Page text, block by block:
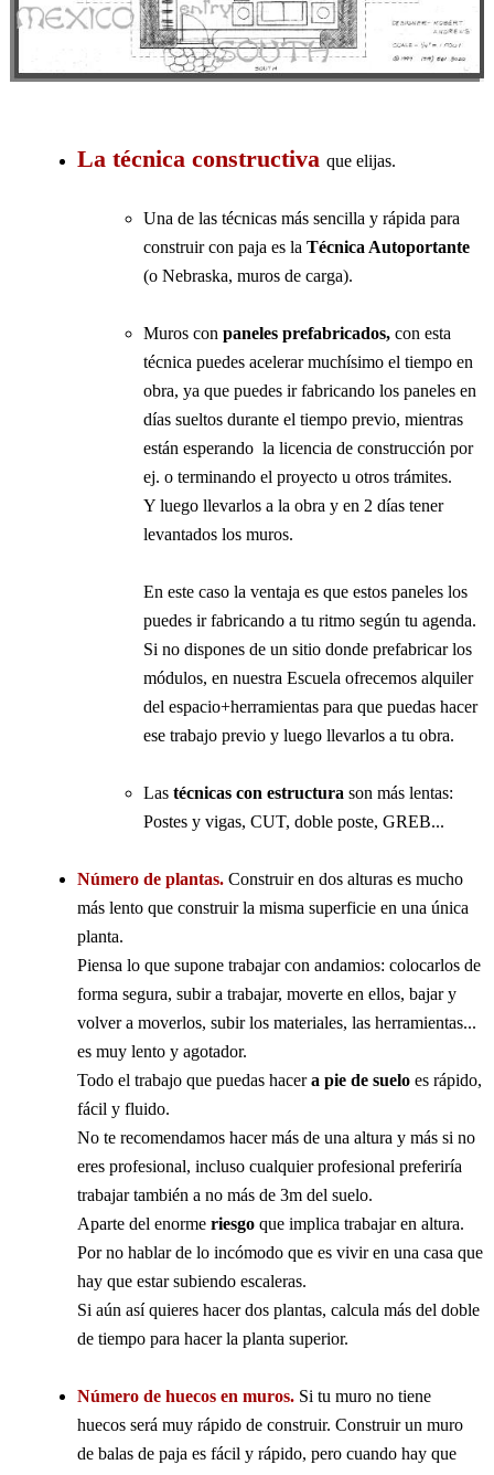
La técnica constructiva que elijas.
Una de las técnicas más sencilla y rápida para
construir con paja es la Técnica Autoportante
(o Nebraska, muros de carga).
Muros con paneles prefabricados, con esta
técnica puedes acelerar muchísimo el tiempo en
obra, ya que puedes ir fabricando los paneles en
días sueltos durante el tiempo previo, mientras
están esperando la licencia de construcción por
ej. o terminando el proyecto u otros trámites.
Y luego llevarlos a la obra y en 2 días tener
levantados los muros.
En este caso la ventaja es que estos paneles los
puedes ir fabricando a tu ritmo según tu agenda.
Si no dispones de un sitio donde prefabricar los
módulos, en nuestra Escuela ofrecemos alquiler
del espacio+herramientas para que puedas hacer
ese trabajo previo y luego llevarlos a tu obra.
Las técnicas con estructura son más lentas:
Postes y vigas, CUT, doble poste, GREB...
Número de plantas. Construir en dos alturas es mucho
más lento que construir la misma superficie en una única
planta.
Piensa lo que supone trabajar con andamios: colocarlos de
forma segura, subir a trabajar, moverte en ellos, bajar y
volver a moverlos, subir los materiales, las herramientas...
es muy lento y agotador.
Todo el trabajo que puedas hacera pie de suelo es rápido,
fácil y fluido.
No te recomendamos hacer más de una altura y más si no
eres profesional, incluso cualquier profesional preferiría
trabajar también a no más de 3m del suelo.
Aparte del enorme riesgo que implica trabajar en altura.
Por no hablar de lo incómodo que es vivir en una casa que
hay que estar subiendo escaleras.
Si aún así quieres hacer dos plantas, calcula más del doble
de tiempo para hacer la planta superior.
Número de huecos en muros. Si tu muro no tiene
huecos será muy rápido de construir. Construir un muro
de balas de paja es fácil y rápido, pero cuando hay que